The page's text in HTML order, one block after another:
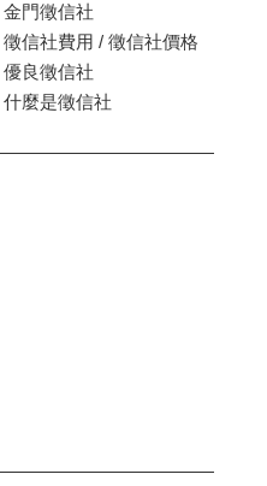
金門徵信社
徵信社費用 / 徵信社價格
優良徵信社
什麼是徵信社